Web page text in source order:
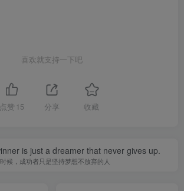
喜欢就支持一下吧
点赞 15 分享 收藏
is just a dreamer that never gives up.
候，成功者只是坚持梦想不放弃的人